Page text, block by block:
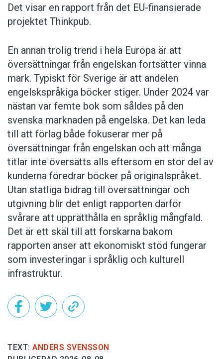
Det visar en rapport från det EU-finansierade
projektet Thinkpub.
En annan trolig trend i hela Europa är att
översättningar från engelskan fortsätter vinna
mark. Typiskt för Sverige är att andelen
engelskspråkiga böcker stiger. Under 2024 var
nästan var femte bok som såldes på den
svenska marknaden på engelska. Det kan leda
till att förlag både fokuserar mer på
översättningar från engelskan och att många
titlar inte översätts alls eftersom en stor del av
kunderna föredrar böcker på originalspråket.
Utan statliga bidrag till översättningar och
utgivning blir det enligt rapporten därför
svårare att upprätthålla en språklig mångfald.
Det är ett skäl till att forskarna bakom
rapporten anser att ekonomiskt stöd fungerar
som investeringar i språklig och kulturell
infrastruktur.
TEXT: ANDERS SVENSSON